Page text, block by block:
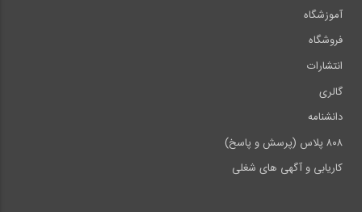
آموزشگاه
فروشگاه
انتشارات
گالری
دانشنامه
۸۰۸ پلاس (پرسش و پاسخ)
کاریابی و آگهی های شغلی